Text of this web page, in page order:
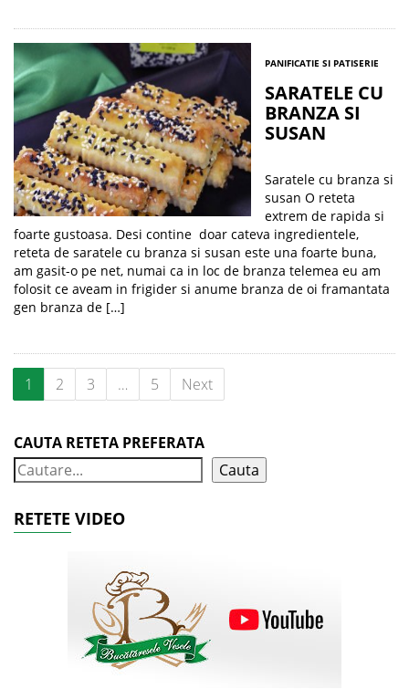
PANIFICATIE SI PATISERIE
SARATELE CU
BRANZA SI
SUSAN
Saratele cu branza si
susan O reteta
extrem de rapida si
foarte gustoasa. Desi contine doar cateva ingredientele,
reteta de saratele cu branza si susan este una foarte buna,
am gasit-o pe net, numai ca in loc de branza telemea eu am
folosit ce aveam in frigider si anume branza de oi framantata
gen branza de […]
1 2 3 … 5 Next
CAUTA RETETA PREFERATA
Cauta
RETETE VIDEO